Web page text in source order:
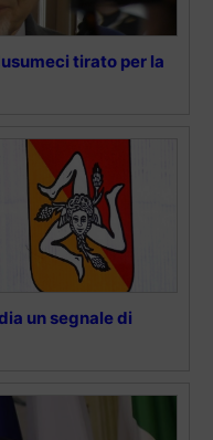
tirato per la
un segnale di